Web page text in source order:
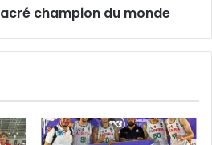
champion du monde